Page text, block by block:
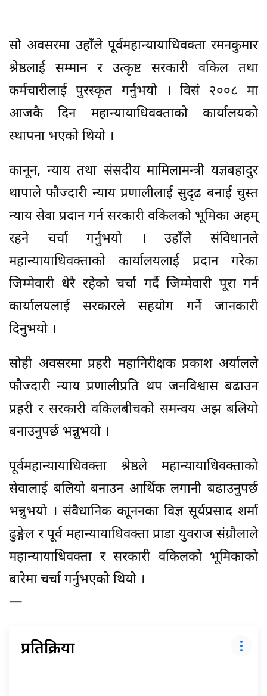
सो अवसरमा उहाँले पूर्वमहान्यायाधिवक्ता रमनकुमार
श्रेष्ठलाई सम्मान र उत्कृष्ट सरकारी वकिल तथा
कर्मचारीलाई पुरस्कृत गर्नुभयो । विसं २००८ मा
आजकै दिन महान्यायाधिवक्ताको कार्यालयको
स्थापना भएको थियो ।
कानून, न्याय तथा संसदीय मामिलामन्त्री यज्ञबहादुर
थापाले फौज्दारी न्याय प्रणालीलाई सुदृढ बनाई चुस्त
न्याय सेवा प्रदान गर्न सरकारी वकिलको भूमिका अहम्
रहने चर्चा गर्नुभयो । उहाँले संविधानले
महान्यायाधिवक्ताको कार्यालयलाई प्रदान गरेका
जिम्मेवारी धेरै रहेको चर्चा गर्दै जिम्मेवारी पूरा गर्न
कार्यालयलाई सरकारले सहयोग गर्ने जानकारी
दिनुभयो ।
सोही अवसरमा प्रहरी महानिरीक्षक प्रकाश अर्यालले
फौज्दारी न्याय प्रणालीप्रति थप जनविश्वास बढाउन
प्रहरी र सरकारी वकिलबीचको समन्वय अझ बलियो
बनाउनुपर्छ भन्नुभयो ।
पूर्वमहान्यायाधिवक्ता श्रेष्ठले महान्यायाधिवक्ताको
सेवालाई बलियो बनाउन आर्थिक लगानी बढाउनुपर्छ
भन्नुभयो । संवैधानिक काूननका विज्ञ सूर्यप्रसाद शर्मा
ढुङ्गेल र पूर्व महान्यायाधिवक्ता प्राडा युवराज संग्रौलाले
महान्यायाधिवक्ता र सरकारी वकिलको भूमिकाको
बारेमा चर्चा गर्नुभएको थियो ।
—
प्रतिक्रिया